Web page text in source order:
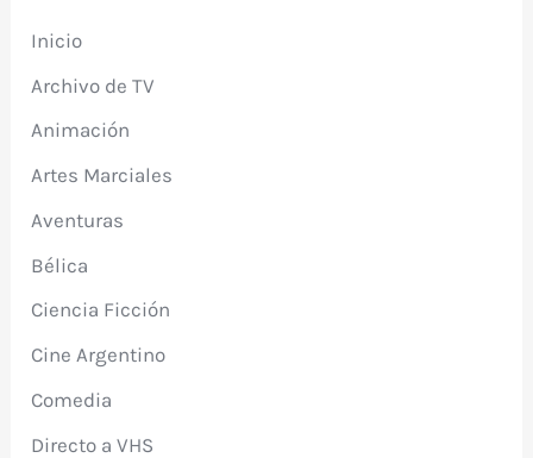
Inicio
Archivo de TV
Animación
Artes Marciales
Aventuras
Bélica
Ciencia Ficción
Cine Argentino
Comedia
Directo a VHS